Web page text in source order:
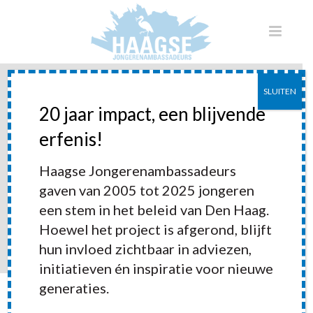
Haagse Jeugddroom
20 jaar impact, een blijvende
erfenis!
Haagse Jongerenambassadeurs
gaven van 2005 tot 2025 jongeren
een stem in het beleid van Den Haag.
Hoewel het project is afgerond, blijft
hun invloed zichtbaar in adviezen,
initiatieven én inspiratie voor nieuwe
generaties.
SLUITEN